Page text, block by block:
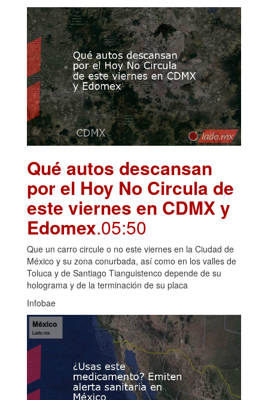
Qué autos descansan
por el Hoy No Circula de
este viernes en CDMX y
Edomex.05:50
Que un carro circule o no este viernes en la Ciudad de
México y su zona conurbada, así como en los valles de
Toluca y de Santiago Tianguistenco depende de su
holograma y de la terminación de su placa
Infobae